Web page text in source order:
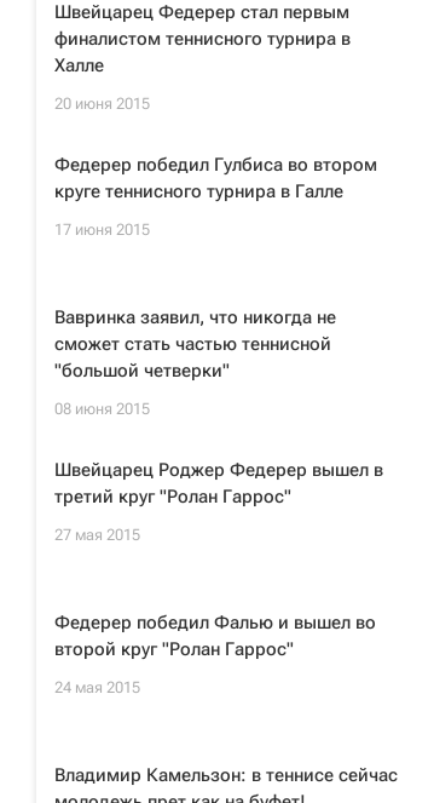
Швейцарец Федерер стал первым
финалистом теннисного турнира в
Халле
20 июня 2015
Федерер победил Гулбиса во втором
круге теннисного турнира в Галле
17 июня 2015
Вавринка заявил, что никогда не
сможет стать частью теннисной
"большой четверки"
08 июня 2015
Швейцарец Роджер Федерер вышел в
третий круг "Ролан Гаррос"
27 мая 2015
Федерер победил Фалью и вышел во
второй круг "Ролан Гаррос"
24 мая 2015
Владимир Камельзон: в теннисе сейчас